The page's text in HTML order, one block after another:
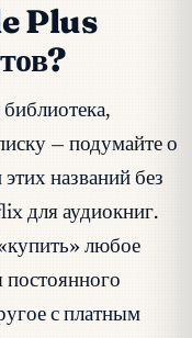
Plus
— подумайте о
названий без
для аудиокниг.
любое
постоянного
с платным